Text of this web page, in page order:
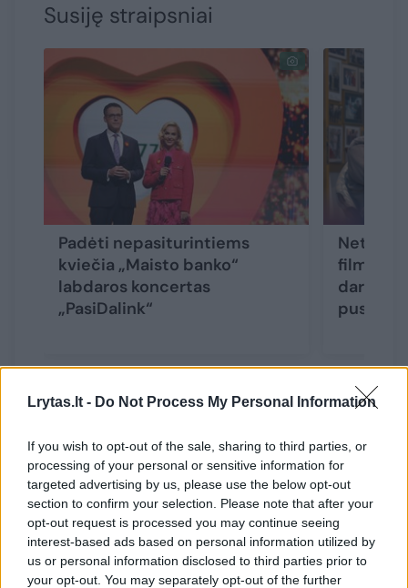
Lrytas.lt - Do Not Process My Personal Information
If you wish to opt-out of the sale, sharing to third parties, or
processing of your personal or sensitive information for
targeted advertising by us, please use the below opt-out
section to confirm your selection. Please note that after your
opt-out request is processed you may continue seeing
interest-based ads based on personal information utilized by
us or personal information disclosed to third parties prior to
your opt-out. You may separately opt-out of the further
Susiję straipsniai
Padėti nepasiturintiems
kviečia „Maisto banko“
labdaros koncertas
„PasiDalink“
filme
dar
pusė
kompozitorius G. Zujus rado po dvejų metų,
kai kūrėjai nusprendė atnaujinti
dokumentinio filmo „Prezidentas“ kūrimo
darbus: „Mane įkvėpė prezidento pavardė,
nuskambėjusi kaip muzika – ADAMkus.